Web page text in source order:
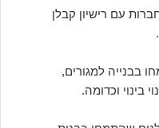
עם רישיון קבלן
בבנייה למגורים,